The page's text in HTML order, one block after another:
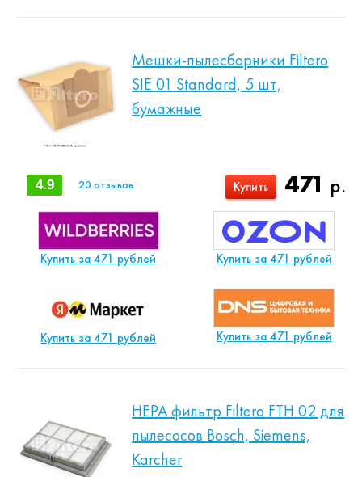
Мешки-пылесборники Filtero
SIE 01 Standard, 5 шт,
бумажные
471 р.
Купить
4.9 20 отзывов
Купить за 471 рублей Купить за 471 рублей
Купить за 471 рублей Купить за 471 рублей
HEPA фильтр Filtero FTH 02 для
пылесосов Bosch, Siemens,
Karcher